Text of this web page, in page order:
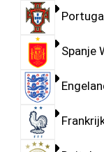
Spanje